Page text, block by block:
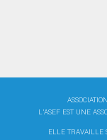
L'ASEF EST UNE
ELLE TRAVAILLE